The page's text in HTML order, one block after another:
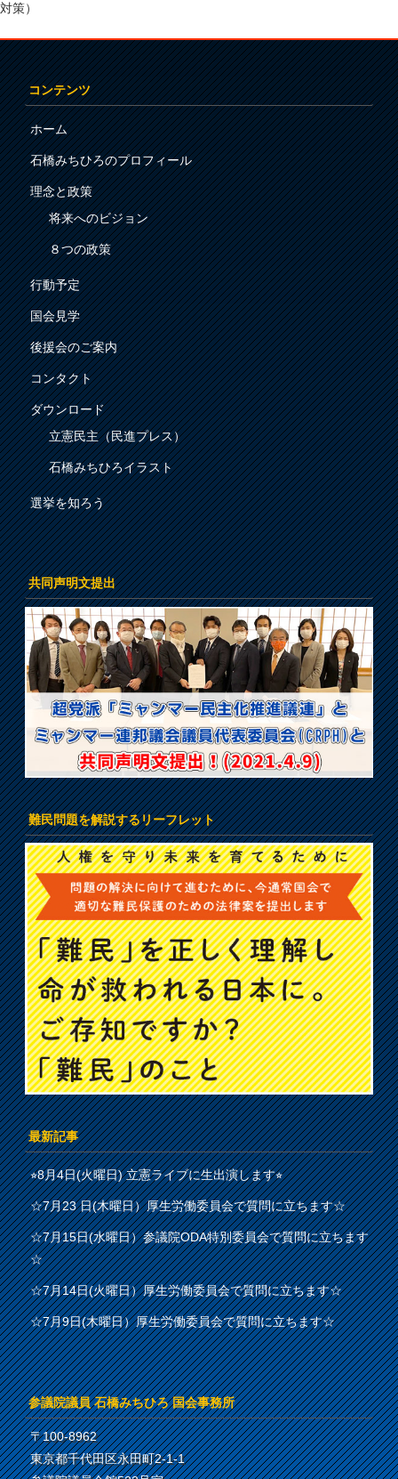
対策）
コンテンツ
ホーム
石橋みちひろのプロフィール
理念と政策
将来へのビジョン
８つの政策
行動予定
国会見学
後援会のご案内
コンタクト
ダウンロード
立憲民主（民進プレス）
石橋みちひろイラスト
選挙を知ろう
共同声明文提出
難民問題を解説するリーフレット
最新記事
⭐︎8月4日(火曜日) 立憲ライブに生出演します⭐︎
☆7月23 日(木曜日）厚生労働委員会で質問に立ちます☆
☆7月15日(水曜日）参議院ODA特別委員会で質問に立ちます
☆
☆7月14日(火曜日）厚生労働委員会で質問に立ちます☆
☆7月9日(木曜日）厚生労働委員会で質問に立ちます☆
参議院議員 石橋みちひろ 国会事務所
〒100-8962
東京都千代田区永田町2-1-1